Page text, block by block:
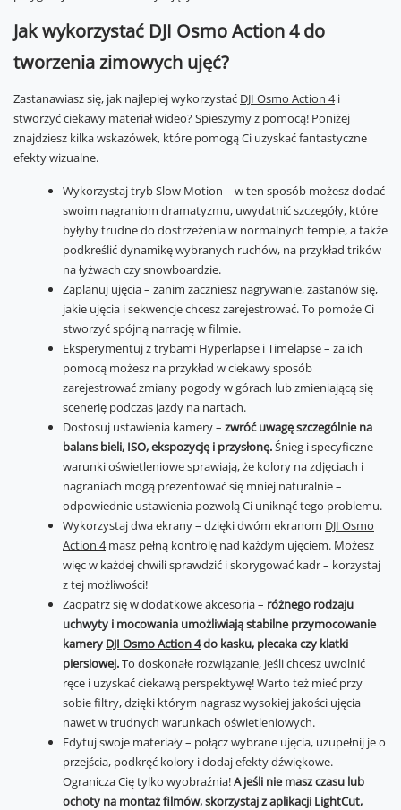
Jak wykorzystać DJI Osmo Action 4 do
tworzenia zimowych ujęć?
Zastanawiasz się, jak najlepiej wykorzystać DJI Osmo Action 4i
stworzyć ciekawy materiał wideo? Spieszymy z pomocą! Poniżej
znajdziesz kilka wskazówek, które pomogą Ci uzyskać fantastyczne
efekty wizualne.
Wykorzystaj tryb Slow Motion – w ten sposób możesz dodać
swoim nagraniom dramatyzmu, uwydatnić szczegóły, które
byłyby trudne do dostrzeżenia w normalnych tempie, a także
podkreślić dynamikę wybranych ruchów, na przykład trików
na łyżwach czy snowboardzie.
Zaplanuj ujęcia – zanim zaczniesz nagrywanie, zastanów się,
jakie ujęcia i sekwencje chcesz zarejestrować. To pomoże Ci
stworzyć spójną narrację w filmie.
Eksperymentuj z trybami Hyperlapse i Timelapse – za ich
pomocą możesz na przykład w ciekawy sposób
zarejestrować zmiany pogody w górach lub zmieniającą się
scenerię podczas jazdy na nartach.
Dostosuj ustawienia kamery – zwróć uwagę szczególnie na
balans bieli, ISO, ekspozycję i przysłonę.Śnieg i specyficzne
warunki oświetleniowe sprawiają, że kolory na zdjęciach i
nagraniach mogą prezentować się mniej naturalnie –
odpowiednie ustawienia pozwolą Ci uniknąć tego problemu.
Wykorzystaj dwa ekrany – dzięki dwóm ekranom DJI Osmo
Action 4masz pełną kontrolę nad każdym ujęciem. Możesz
więc w każdej chwili sprawdzić i skorygować kadr – korzystaj
z tej możliwości!
Zaopatrz się w dodatkowe akcesoria – różnego rodzaju
uchwyty i mocowania umożliwiają stabilne przymocowanie
kamery DJI Osmo Action 4do kasku, plecaka czy klatki
piersiowej.To doskonałe rozwiązanie, jeśli chcesz uwolnić
ręce i uzyskać ciekawą perspektywę! Warto też mieć przy
sobie filtry, dzięki którym nagrasz wysokiej jakości ujęcia
nawet w trudnych warunkach oświetleniowych.
Edytuj swoje materiały – połącz wybrane ujęcia, uzupełnij je o
przejścia, podkręć kolory i dodaj efekty dźwiękowe.
Ogranicza Cię tylko wyobraźnia!A jeśli nie masz czasu lub
ochoty na montaż filmów, skorzystaj z aplikacji LightCut,